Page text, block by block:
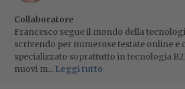
Collaboratore
Francesco segue il mondo della
scrivendo per numerose testate online e
specializzato soprattutto in tecnologia
nuovi m... Leggi tutto